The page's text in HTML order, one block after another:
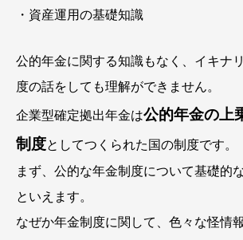
・資産運用の基礎知識
公的年金に関する知識もなく、イキナ
度の話をしても理解ができません。
企業型確定拠出年金は公的年金の上
制度としてつくられた国の制度です。
まず、公的な年金制度について基礎的
といえます。
なぜか年金制度に関して、色々な怪情